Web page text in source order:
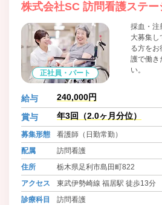
株式会社SC 訪問看護ステ
正社員・パート
採血・注
大募集し
る方をお
護で働き
い。
給与 240,000円
賞与 年3回（2.0ヶ月分位）
募集形態
看護師（日勤常勤）
配属
訪問看護
住所
栃木県足利市島田町822
アクセス
東武伊勢崎線 福居駅 徒歩13分
診療科目
訪問看護